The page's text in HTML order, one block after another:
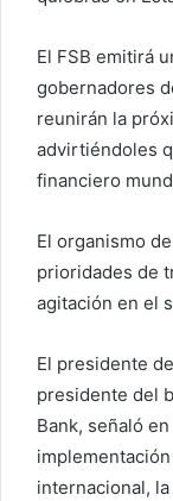
El FSB emitirá
gobernadores
reunirán la
advirtiéndoles
financiero
El organismo
prioridades de
agitación en el
El presidente
presidente del
Bank, señaló
internacional,